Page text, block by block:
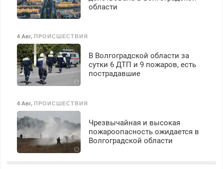
области
4 Авг, ПРОИСШЕСТВИЯ
В Волгоградской области за
сутки 6 ДТП и 9 пожаров, есть
пострадавшие
4 Авг, ПРОИСШЕСТВИЯ
Чрезвычайная и высокая
пожароопасность ожидается в
Волгоградской области